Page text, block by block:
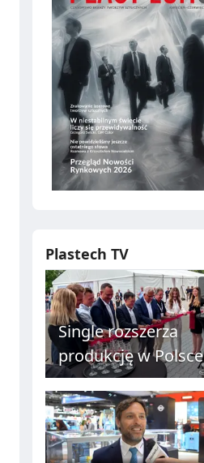
Plastech TV
Single rozszerza
produkcję w Polsce